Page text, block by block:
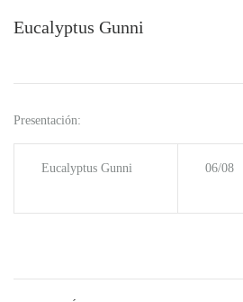
Eucalyptus Gunni
Presentación:
Eucalyptus Gunni 06/08